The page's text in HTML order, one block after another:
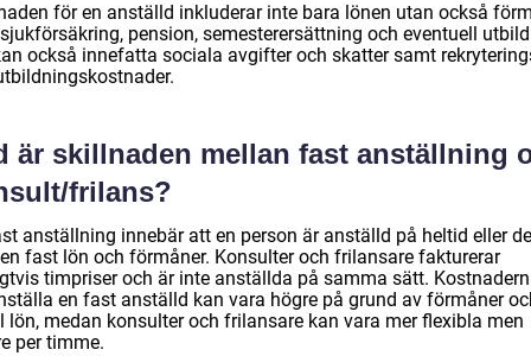
för en anställd inkluderar inte bara lönen utan också
pension, semesterersättning och eventuell
också innefatta sociala avgifter och skatter samt
är skillnaden mellan fast anställning
frilans?
anställning innebär att en person är anställd på heltid eller
fast lön och förmåner. Konsulter och frilansare fakturerar
timpriser och är inte anställda på samma sätt.
en fast anställd kan vara högre på grund av förmåner
lön, medan konsulter och frilansare kan vara mer flexibla men
per timme.